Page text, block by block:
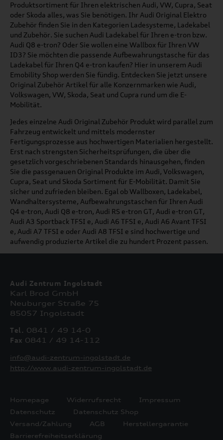
Produktsortiment für Ihren elektrischen Audi, VW, Cupra, Seat
oder Skoda alles, was Sie benötigen. Ihr Audi Original Elektro
Zubehör finden Sie in den Kategorien Ladesysteme, Ladekabel
und Zubehör. Sie suchen Audi Ladekabel für Ihren e-tron bzw.
Audi Q8 e-tron? Oder Sie wollen eine Wallbox für Ihren VW
ID3? Sie möchten die passende Aufbewahrungstasche für das
Ladekabel für Ihren Q4 e-tron kaufen? Hier in unserem Audi
Emobility Shop werden Sie fündig. Entdecken Sie jetzt unsere
Original Zubehör Artikel für alle Konzernmarken wie Audi,
Volkswagen, VW, Skoda, Seat und Cupra rund um die E-
Mobilität.
Jedes einzelne Audi Original Zubehör Produkt wird parallel zum
Fahrzeug entwickelt und mittels modernster
Fertigungsprozesse aus hochwertigen Materialien hergestellt.
Erst nach strengsten Sicherheitsprüfungen, die über die
gesetzlich vorgeschriebenen Standards hinausgehen, finden
Sie die passgenauen Original Produkte im Audi, Volkswagen,
Cupra, Seat und Skoda Sortiment für E-Mobilität. Damit Sie
sicher und zufrieden bleiben. Egal ob Wallboxen, Ladekabel,
Wandhaltersysteme, Aufbewahrungstaschen für Ihren Audi
Q4 e-tron, Audi Q8 e-tron, Audi RS e-tron GT, Audi e-tron GT,
Audi A3 Sportback TFSI e, Audi A6 TFSI e, Audi A6 Avant TFSI
e, Audi A7 TFSI e oder Audi A8 TFSI e sind hochwertige und
aufwendig produzierte Artikel die zu hundert Prozent passen.
Audi Zentrum Ingolstadt
Karl Brod GmbH
Neuburger Straße 75
85057 Ingolstadt
Tel. 0841 / 49 14-0
Fax 0841 / 49 14-112
info@audi-zentrum-ingolstadt.de
http://www.audi-zentrum-ingolstadt.de
Homepage Widerrufsrecht
Impressum
Datenschutz
Datenschutz Shop
Versand/Zahlung
AGB
Herstellergarantie
Barrierefreiheitserklärung